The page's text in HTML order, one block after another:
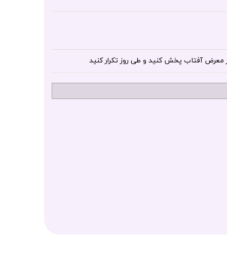
معرض آفتاب پخش کنید و طی روز تکرار کنید